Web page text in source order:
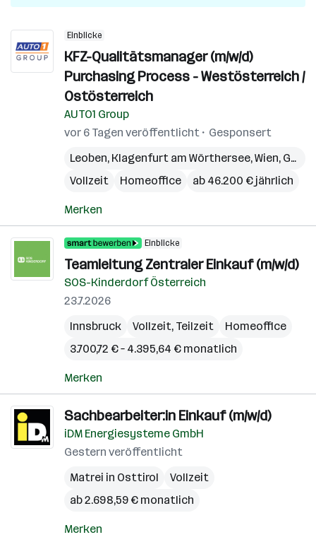
Einblicke
KFZ-Qualitätsmanager (m/w/d)
Purchasing Process - Westösterreich /
Ostösterreich
AUTO1 Group
vor 6 Tagen veröffentlicht
Gesponsert
Leoben, Klagenfurt am Wörthersee,Wien, Graz
Vollzeit
Homeoffice ab 46.200 € jährlich
Merken
Einblicke
Teamleitung Zentraler Einkauf (m/w/d)
SOS-Kinderdorf Österreich
23.7.2026
Innsbruck
Vollzeit, Teilzeit
Homeoffice
3.700,72 € – 4.395,64 € monatlich
Merken
Sachbearbeiter:in Einkauf (m/w/d)
iDM Energiesysteme GmbH
Gestern veröffentlicht
Matrei in Osttirol
Vollzeit
ab 2.698,59 € monatlich
Merken